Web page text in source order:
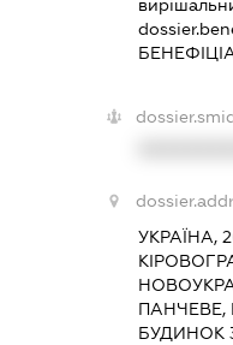
УКРАЇНА,
ПАНЧЕВЕ,
БУДИНОК